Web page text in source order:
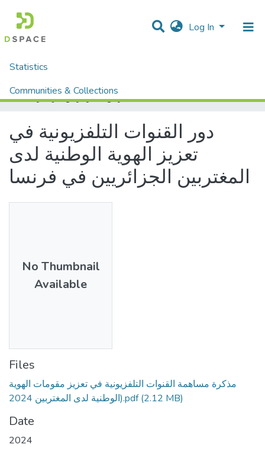
Log In
Statistics
Communities & Collections
Home
دور القنوات التلفزيونية في تعزيز الهوية الوطنية لدى المغتربين الجزائريين في فرنسا
دور القنوات التلفزيونية في
تعزيز الهوية الوطنية لدى
المغتربين الجزائريين في فرنسا
No Thumbnail
Available
Files
مذكرة مساهمة القنوات التلفزيونية في تعزيز مقومات الهوية
الوطنية لدى المغتربين 2024).pdf (2.12 MB)
Date
2024